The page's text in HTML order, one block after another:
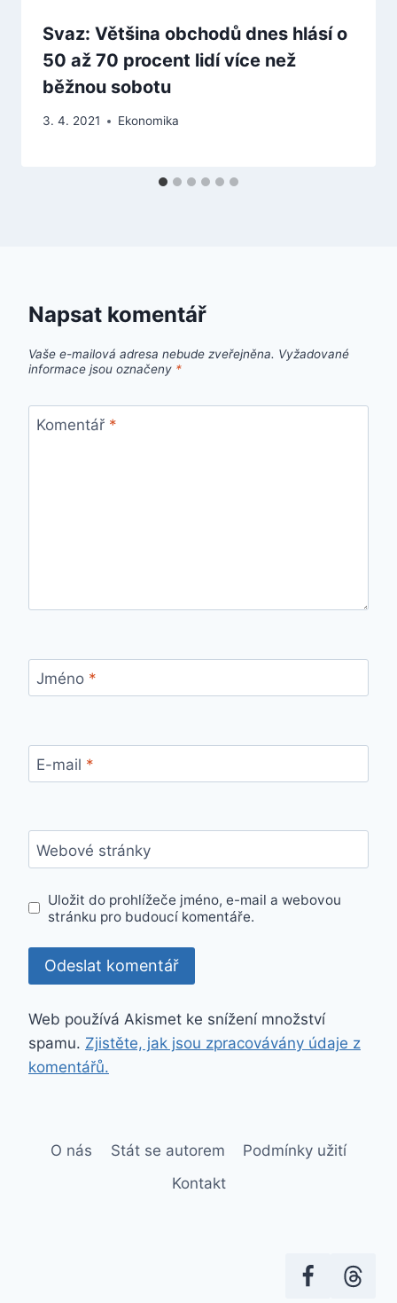
Svaz: Většina obchodů dnes hlásí o
50 až 70 procent lidí více než
běžnou sobotu
3. 4. 2021 Ekonomika
Napsat komentář
Vaše e-mailová adresa nebude zveřejněna. Vyžadované
informace jsou označeny *
Komentář *
Jméno *
E-mail *
Webové stránky
Uložit do prohlížeče jméno, e-mail a webovou
stránku pro budoucí komentáře.
Web používá Akismet ke snížení množství
spamu. Zjistěte, jak jsou zpracovávány údaje z
komentářů.
O nás Stát se autorem
Podmínky užití
Kontakt